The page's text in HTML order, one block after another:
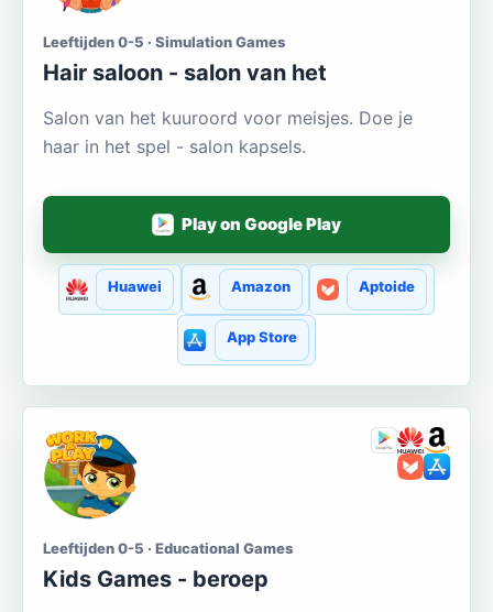
Leeftijden 0-5 · Simulation Games
Hair saloon - salon van het
Salon van het kuuroord voor meisjes. Doe je
haar in het spel - salon kapsels.
Play on Google Play
Huawei Amazon Aptoide
App Store
Leeftijden 0-5 · Educational Games
Kids Games - beroep